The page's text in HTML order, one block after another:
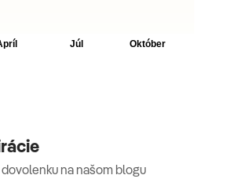
na našom blogu